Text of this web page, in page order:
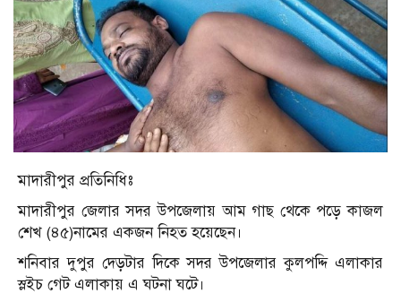
মাদারীপুর প্রতিনিধিঃ
মাদারীপুর জেলার সদর উপজেলায় আম গাছ থেকে পড়ে কাজল
শেখ (৪৫)নামের একজন নিহত হয়েছেন।
শনিবার দুপুর দেড়টার দিকে সদর উপজেলার কুলপদ্দি এলাকার
স্লইচ গেট এলাকায় এ ঘটনা ঘটে।